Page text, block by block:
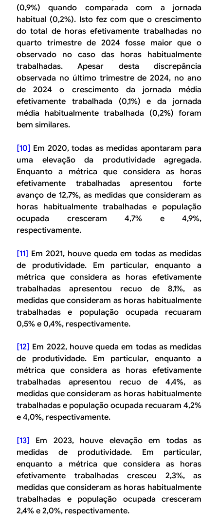
(0,9%) quando comparada com a jornada
habitual (0,2%). Isto fez com que o crescimento
do total de horas efetivamente trabalhadas no
quarto trimestre de 2024 fosse maior que o
observado no caso das horas habitualmente
trabalhadas. Apesar desta discrepância
observada no último trimestre de 2024, no ano
de 2024 o crescimento da jornada média
efetivamente trabalhada (0,1%) e da jornada
média habitualmente trabalhada (0,2%) foram
bem similares.
[10] Em 2020, todas as medidas apontaram para
uma elevação da produtividade agregada.
Enquanto a métrica que considera as horas
efetivamente trabalhadas apresentou forte
avanço de 12,7%, as medidas que consideram as
horas habitualmente trabalhadas e população
ocupada cresceram 4,7% e 4,9%,
respectivamente.
[11] Em 2021, houve queda em todas as medidas
de produtividade. Em particular, enquanto a
métrica que considera as horas efetivamente
trabalhadas apresentou recuo de 8,1%, as
medidas que consideram as horas habitualmente
trabalhadas e população ocupada recuaram
0,5% e 0,4%, respectivamente.
[12] Em 2022, houve queda em todas as medidas
de produtividade. Em particular, enquanto a
métrica que considera as horas efetivamente
trabalhadas apresentou recuo de 4,4%, as
medidas que consideram as horas habitualmente
trabalhadas e população ocupada recuaram 4,2%
e 4,0%, respectivamente.
[13] Em 2023, houve elevação em todas as
medidas de produtividade. Em particular,
enquanto a métrica que considera as horas
efetivamente trabalhadas cresceu 2,3%, as
medidas que consideram as horas habitualmente
trabalhadas e população ocupada cresceram
2,4% e 2,0%, respectivamente.